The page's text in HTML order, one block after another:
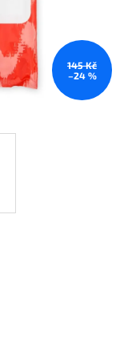
145 Kč
–24 %